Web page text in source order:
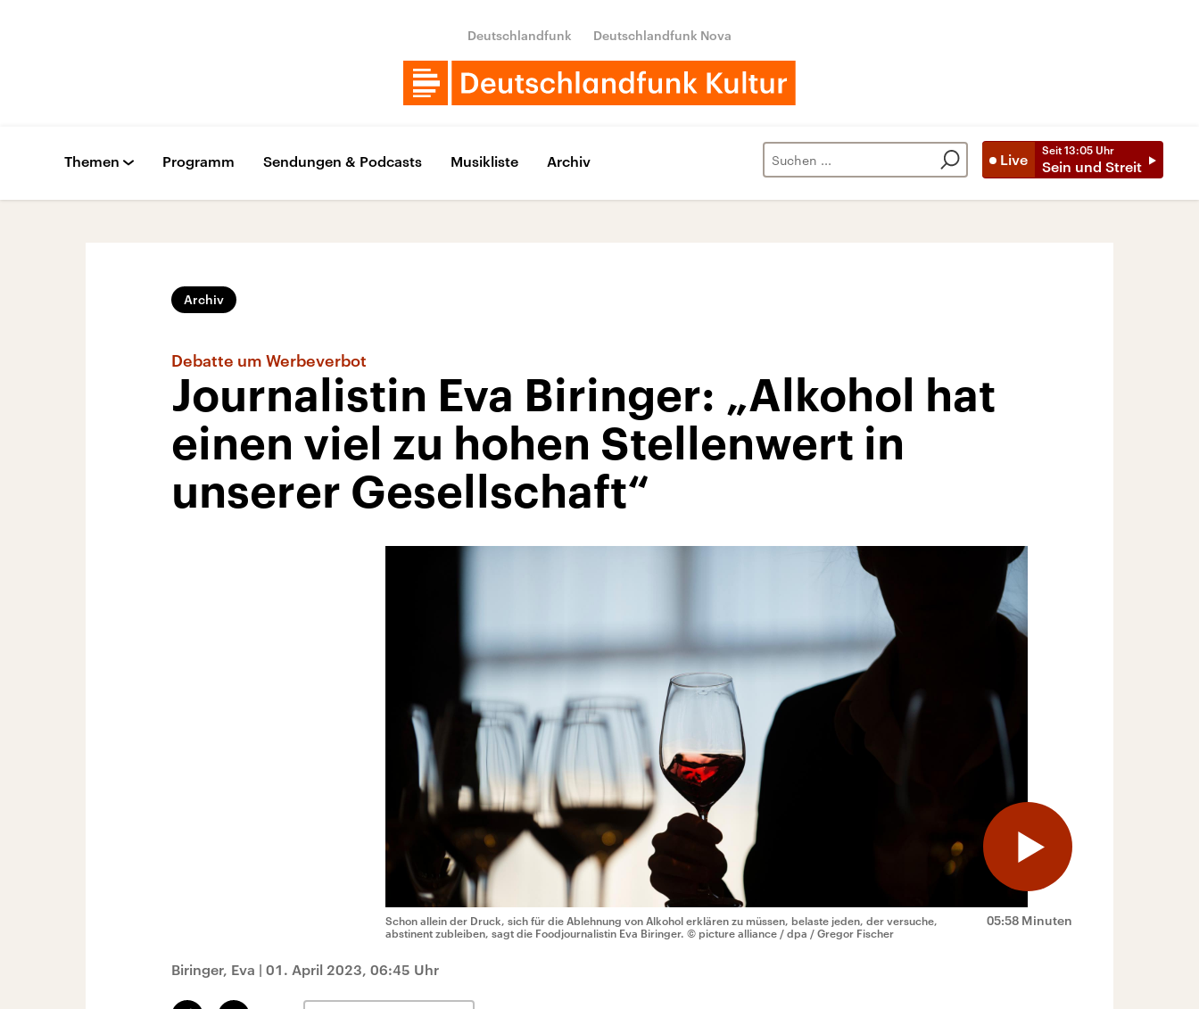
Deutschlandfunk Deutschlandfunk Nova
Live
Seit 13:05 Uhr
Sein und Streit
Themen Programm Sendungen & Podcasts Musikliste Archiv
Archiv
Debatte um Werbeverbot
Journalistin Eva Biringer: „Alkohol hat
einen viel zu hohen Stellenwert in
unserer Gesellschaft“
05:58 Minuten
Schon allein der Druck, sich für die Ablehnung von Alkohol erklären zu müssen, belaste jeden, der versuche,
abstinent zubleiben, sagt die Foodjournalistin Eva Biringer. © picture alliance / dpa / Gregor Fischer
Biringer, Eva | 01. April 2023, 06:45 Uhr